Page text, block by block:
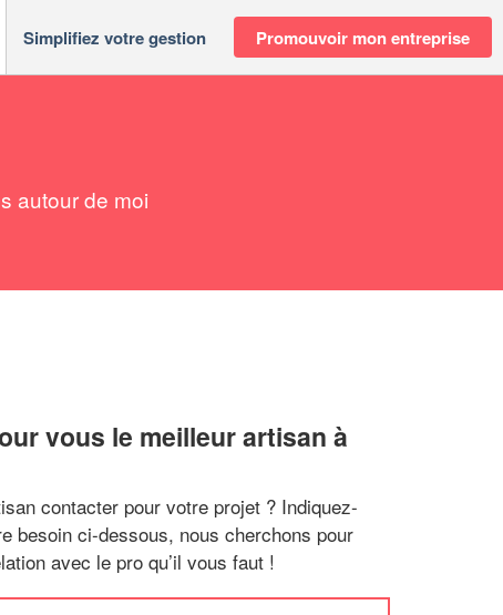
Simplifiez votre gestion Promouvoir mon entreprise
autour de moi
vous le meilleur artisan à
contacter pour votre projet ? Indiquez-
besoin ci-dessous, nous cherchons pour
avec le pro qu’il vous faut !